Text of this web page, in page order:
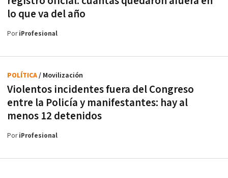
lo que va del año
PoriProfesional
Violentos incidentes fuera del Congreso
entre la Policía y manifestantes: hay al
menos 12 detenidos
POLÍTICA/ Movilización
PoriProfesional